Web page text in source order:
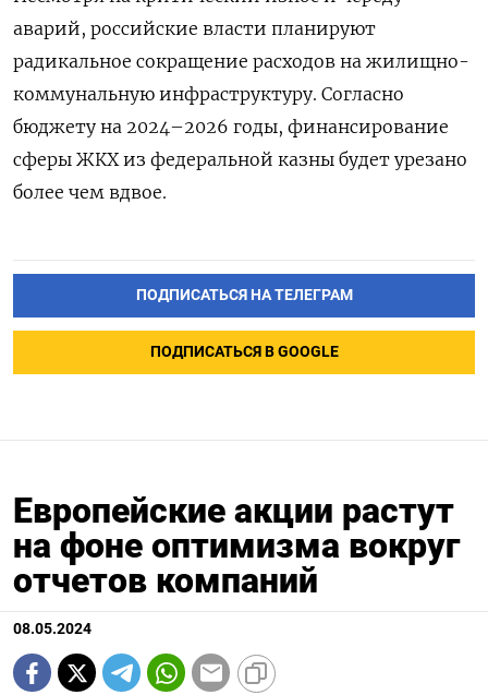
аварий, российские власти планируют
радикальное сокращение расходов на жилищно-
коммунальную инфраструктуру. Согласно
бюджету на 2024–2026 годы, финансирование
сферы ЖКХ из федеральной казны будет урезано
более чем вдвое.
ПОДПИСАТЬСЯ НА ТЕЛЕГРАМ
ПОДПИСАТЬСЯ В GOOGLE
Европейские акции растут
на фоне оптимизма вокруг
отчетов компаний
08.05.2024